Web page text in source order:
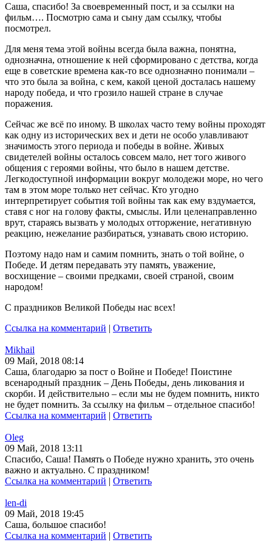
Саша, спасибо! За своевременный пост, и за ссылки на
фильм…. Посмотрю сама и сыну дам ссылку, чтобы
посмотрел.
Для меня тема этой войны всегда была важна, понятна,
однозначна, отношение к ней сформировано с детства, когда
еще в советские времена как-то все однозначно понимали –
что это была за война, с кем, какой ценой досталась нашему
народу победа, и что грозило нашей стране в случае
поражения.
Сейчас же всё по иному. В школах часто тему войны проходят
как одну из исторических вех и дети не особо улавливают
значимость этого периода и победы в войне. Живых
свидетелей войны осталось совсем мало, нет того живого
общения с героями войны, что было в нашем детстве.
Легкодоступной информации вокруг молодежи море, но чего
там в этом море только нет сейчас. Кто угодно
интерпретирует события той войны так как ему вздумается,
ставя с ног на голову факты, смыслы. Или целенаправленно
врут, стараясь вызвать у молодых отторжение, негативную
реакцию, нежелание разбираться, узнавать свою историю.
Поэтому надо нам и самим помнить, знать о той войне, о
Победе. И детям передавать эту память, уважение,
восхищение – своими предками, своей страной, своим
народом!
С праздников Великой Победы нас всех!
Ссылка на комментарий | Ответить
Mikhail
09 Май, 2018 08:14
Саша, благодарю за пост о Войне и Победе! Поистине
всенародный праздник – День Победы, день ликования и
скорби. И действительно – если мы не будем помнить, никто
не будет помнить. За ссылку на фильм – отдельное спасибо!
Ссылка на комментарий | Ответить
Oleg
09 Май, 2018 13:11
Спасибо, Саша! Память о Победе нужно хранить, это очень
важно и актуально. С праздником!
Ссылка на комментарий | Ответить
len-di
09 Май, 2018 19:45
Саша, большое спасибо!
Ссылка на комментарий | Ответить